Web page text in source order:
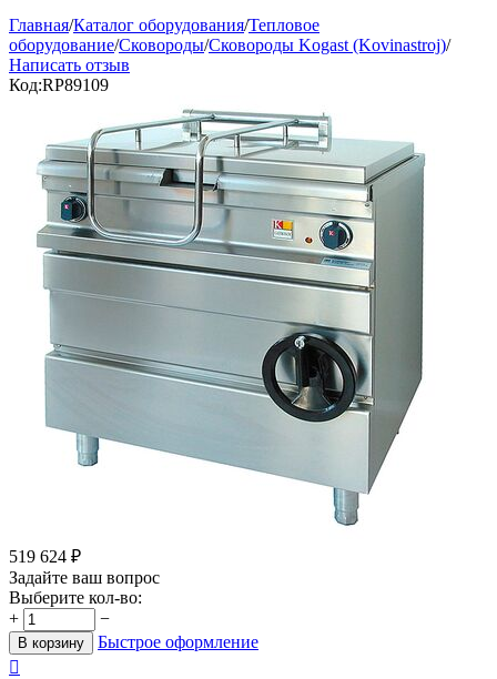
Главная/Каталог оборудования/Тепловое
оборудование/Сковороды/Сковороды Kogast (Kovinastroj)/
Написать отзыв
Код:RP89109
519 624 ₽
Задайте ваш вопрос
Выберите кол-во:
+
−
В корзину
Быстрое оформление
